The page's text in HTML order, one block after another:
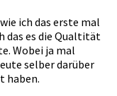
ich das erste mal
das es die Qualtität
Wobei ja mal
selber darüber
haben.